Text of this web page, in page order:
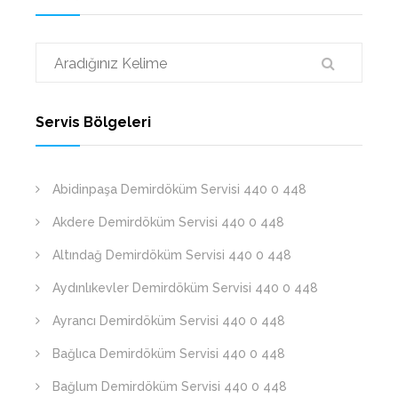
Servis Bölgeleri
Abidinpaşa Demirdöküm Servisi 440 0 448
Akdere Demirdöküm Servisi 440 0 448
Altındağ Demirdöküm Servisi 440 0 448
Aydınlıkevler Demirdöküm Servisi 440 0 448
Ayrancı Demirdöküm Servisi 440 0 448
Bağlıca Demirdöküm Servisi 440 0 448
Bağlum Demirdöküm Servisi 440 0 448